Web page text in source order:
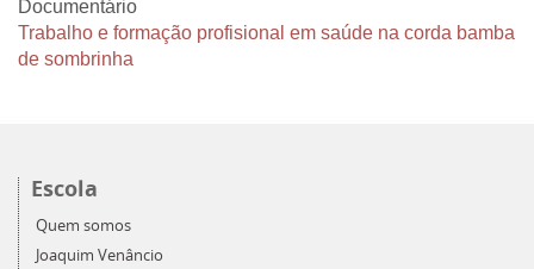
Documentário
Trabalho e formação profisional em saúde na corda bamba
de sombrinha
Escola
Quem somos
Joaquim Venâncio